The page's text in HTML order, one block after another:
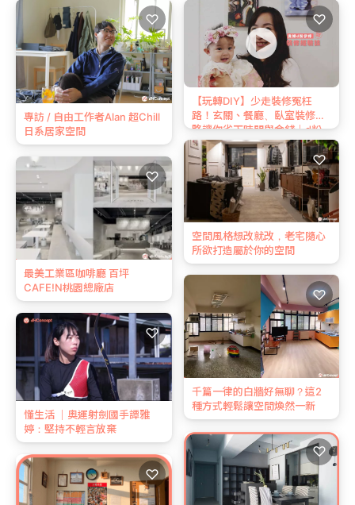
專訪 / 自由工作者Alan 超Chill
日系居家空間
♡
最美工業區咖啡廳 百坪
CAFE!N桃園總廠店
♡
【玩轉DIY】少走裝修冤枉
路！玄關、餐廳、臥室裝修攻
略讓你省下時間與金錢｜d粉
專業保母伊婷空間改造(中)
♡
懂生活 ｜奧運射劍國手譚雅
婷：堅持不輕言放棄
♡
空間風格想改就改，老宅隨心
所欲打造屬於你的空間
♡
♡
千篇一律的白牆好無聊？這2
種方式輕鬆讓空間煥然一新
♡
♡